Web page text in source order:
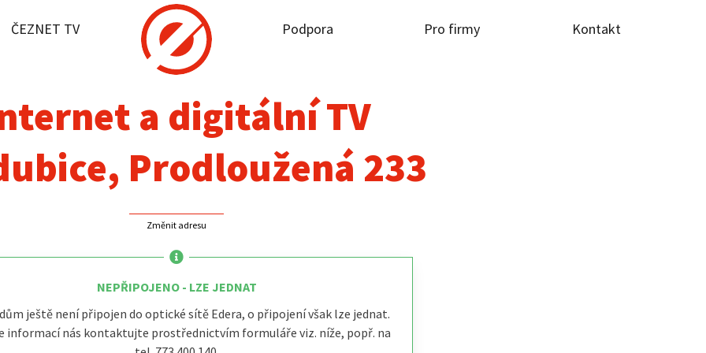
ČEZNET TV Podpora Pro firmy Kontakt
a digitální TV
Prodloužená 233
Změnit adresu
NEPŘIPOJENO - LZE JEDNAT
ještě není připojen do optické sítě Edera, o připojení však lze jednat.
informací nás kontaktujte prostřednictvím formuláře viz. níže, popř. na